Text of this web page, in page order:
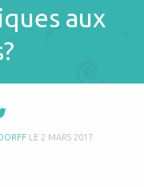
aux
LE 2 MARS 2017